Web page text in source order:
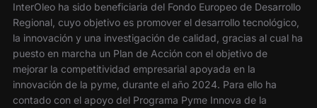
InterOleo ha sido beneficiaria del Fondo Europeo de Desarrollo
Regional, cuyo objetivo es promover el desarrollo tecnológico,
la innovación y una investigación de calidad, gracias al cual ha
puesto en marcha un Plan de Acción con el objetivo de
mejorar la competitividad empresarial apoyada en la
innovación de la pyme, durante el año 2024. Para ello ha
contado con el apoyo del Programa Pyme Innova de la